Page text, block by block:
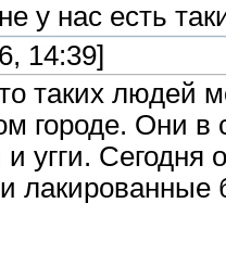
у нас есть
14:39]
таких людей
городе. Они
и угги.
лакированные